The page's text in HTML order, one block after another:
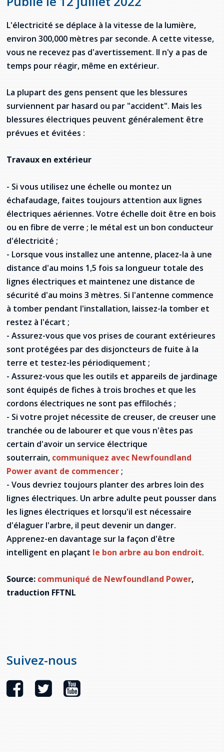
Jeux de la francophonie canadienne
Forum jeunesse pancanadien
Festival jeunesse de l'Acadie
Assemblée générale annuelle
Gestes et paroles ambigus
Admission au barreau
Formulaires de procédure pénale
La Charte canadienne des droits et libertés
Commission des droits de la personne de
Terre-Neuve-et-Labrador
Acheter un véhicule neuf ou d'occasion ou
neuf
Offres d'emploi (Secteur Justice)
Législation spéciale Covid-19
L'Aide juridique à Terre-Neuve-et-
Labrador
Qu'est-ce que l'Aide juridique ?
Bureaux de l'Aide juridique de Terre-Neuve-
Répertoire des juristes d'expression
française
Règlement Quiz RVF 2021
Continuons en français
Activités
Guide du système de santé à TNL
Annuaire de santé
Offres Actives
Société Santé en français (SSF)
Travailler en santé à TNL
Visages de la santé
Pinos Mpiana
Allison Chaytor
Maurice Nzoyamara
Lee Trowbridge
Randy Follet
Skye Fisher
Pamela Tucker
Anastasia Knudsen
Brian Kizner
Marc-Alexandre Mestres
Stacy Smith
Nancy Dillon
Clare Halleran
Joseph Kayumba
Dominic Demers
Yulia Kudryakova
Programmes et services du gouvernement
provincial
Ressources linguistiques pour la
communication en santé
Services en français
Ma langue, c'est ma fierté !
Carte des services en français
2SLGBTQIA+
L'électricité se déplace à la vitesse de la lumière,
environ 300,000 mètres par seconde. A cette vitesse,
vous ne recevez pas d'avertissement. Il n'y a pas de
temps pour réagir, même en extérieur.
La plupart des gens pensent que les blessures
surviennent par hasard ou par "accident". Mais les
blessures électriques peuvent généralement être
prévues et évitées :
Travaux en extérieur
- Si vous utilisez une échelle ou montez un
échafaudage, faites toujours attention aux lignes
électriques aériennes. Votre échelle doit être en bois
ou en fibre de verre ; le métal est un bon conducteur
d'électricité ;
- Lorsque vous installez une antenne, placez-la à une
distance d'au moins 1,5 fois sa longueur totale des
lignes électriques et maintenez une distance de
sécurité d'au moins 3 mètres. Si l'antenne commence
à tomber pendant l'installation, laissez-la tomber et
restez à l'écart ;
- Assurez-vous que vos prises de courant extérieures
sont protégées par des disjoncteurs de fuite à la
terre et testez-les périodiquement ;
- Assurez-vous que les outils et appareils de jardinage
sont équipés de fiches à trois broches et que les
cordons électriques ne sont pas effilochés ;
- Si votre projet nécessite de creuser, de creuser une
tranchée ou de labourer et que vous n'êtes pas
certain d'avoir un service électrique
souterrain, communiquez avec Newfoundland
Power avant de commencer;
- Vous devriez toujours planter des arbres loin des
lignes électriques. Un arbre adulte peut pousser dans
les lignes électriques et lorsqu'il est nécessaire
d'élaguer l'arbre, il peut devenir un danger.
Apprenez-en davantage sur la façon d'être
intelligent en plaçant le bon arbre au bon endroit.
Source: communiqué de Newfoundland Power,
traduction FFTNL
Suivez-nous